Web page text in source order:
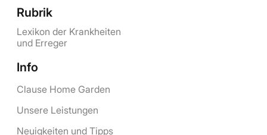
Rubrik
Lexikon der Krankheiten
und Erreger
Info
Clause Home Garden
Unsere Leistungen
Neuigkeiten und Tipps